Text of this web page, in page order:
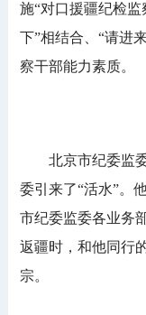
施“对口援疆纪检监
下”相结合、“请进
察干部能力素质。
北京市纪委监委
委引来了“活水”。
市纪委监委各业务
返疆时，和他同行
宗。